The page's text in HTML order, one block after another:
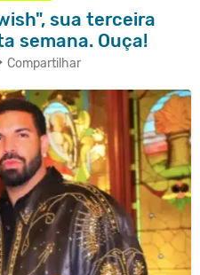
sua terceira
semana. Ouça!
Compartilhar